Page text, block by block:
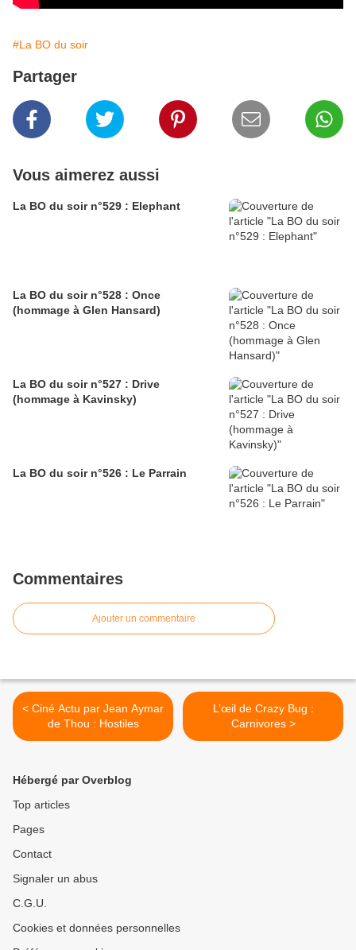
#La BO du soir
Partager
Vous aimerez aussi
La BO du soir n°529 : Elephant
La BO du soir n°528 : Once
(hommage à Glen Hansard)
La BO du soir n°527 : Drive
(hommage à Kavinsky)
La BO du soir n°526 : Le Parrain
Commentaires
Ajouter un commentaire
< Ciné Actu par Jean Aymar
de Thou : Hostiles
L’œil de Crazy Bug :
Carnivores >
Hébergé par Overblog
Top articles
Pages
Contact
Signaler un abus
C.G.U.
Cookies et données personnelles